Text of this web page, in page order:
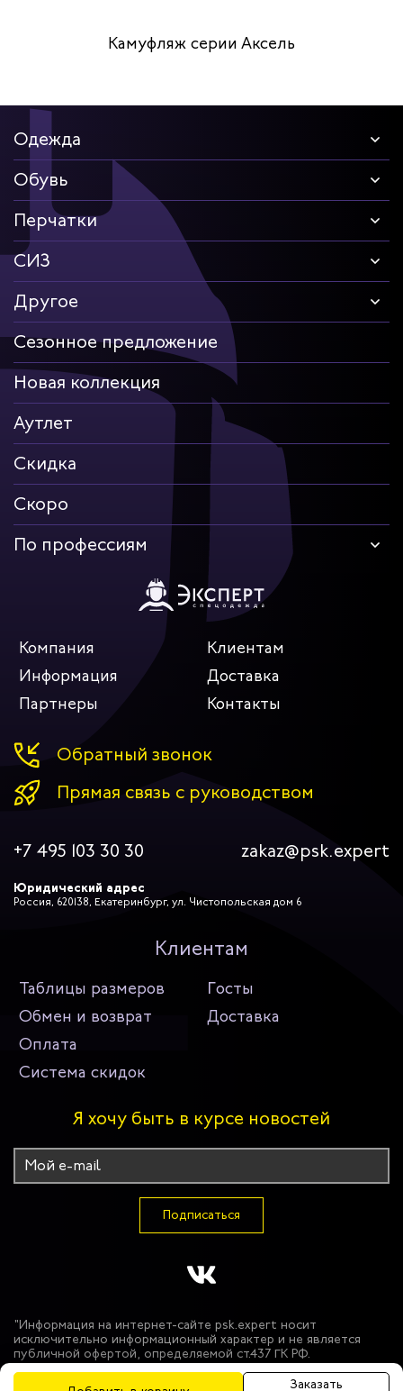
Заказать
Камуфляж серии Аксель
Одежда
Обувь
Перчатки
СИЗ
Другое
Сезонное предложение
Новая коллекция
Аутлет
Скидка
Скоро
По профессиям
Компания
Клиентам
Информация
Доставка
Партнеры
Контакты
Обратный звонок
Прямая связь с руководством
+7 495 103 30 30 zakaz@psk.expert
Юридический адрес
Россия, 620138, Екатеринбург, ул. Чистопольская дом 6
Клиентам
Таблицы размеров
Госты
Обмен и возврат
Доставка
Оплата
Система скидок
Я хочу быть в курсе новостей
Подписаться
"Информация на интернет-сайте psk.expert носит
исключительно информационный характер и не является
публичной офертой, определяемой ст.437 ГК РФ.
Производитель оставляет за собой право в одностороннем
порядке вносить изменения в состав материалов,